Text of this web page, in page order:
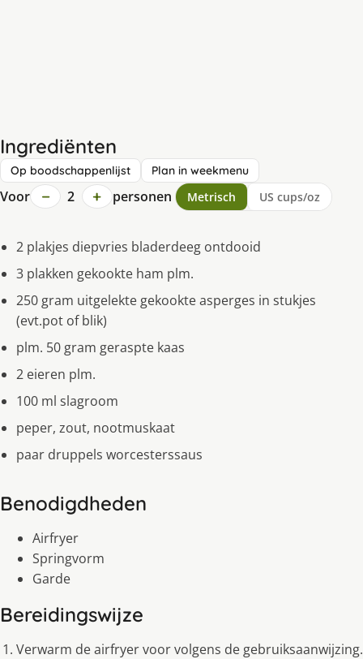
Ingrediënten
Op boodschappenlijst Plan in weekmenu
Voor − 2 + personen Metrisch US cups/oz
2 plakjes diepvries bladerdeeg ontdooid
3 plakken gekookte ham plm.
250 gram uitgelekte gekookte asperges in stukjes
(evt.pot of blik)
plm. 50 gram geraspte kaas
2 eieren plm.
100 ml slagroom
peper, zout, nootmuskaat
paar druppels worcesterssaus
Benodigdheden
Airfryer
Springvorm
Garde
Bereidingswijze
Verwarm de airfryer voor volgens de gebruiksaanwijzing.